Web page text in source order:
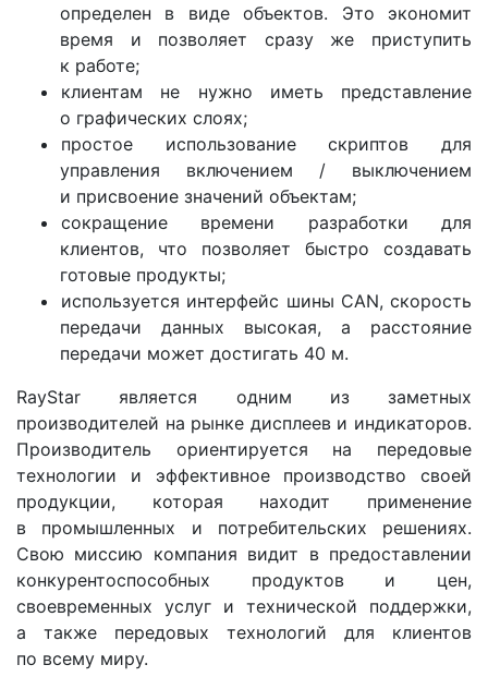
определен в виде объектов. Это экономит
время и позволяет сразу же приступить
к работе;
клиентам не нужно иметь представление
о графических слоях;
простое использование скриптов для
управления включением / выключением
и присвоение значений объектам;
сокращение времени разработки для
клиентов, что позволяет быстро создавать
готовые продукты;
используется интерфейс шины CAN, скорость
передачи данных высокая, а расстояние
передачи может достигать 40 м.
RayStar является одним из заметных
производителей на рынке дисплеев и индикаторов.
Производитель ориентируется на передовые
технологии и эффективное производство своей
продукции, которая находит применение
в промышленных и потребительских решениях.
Свою миссию компания видит в предоставлении
конкурентоспособных продуктов и цен,
своевременных услуг и технической поддержки,
а также передовых технологий для клиентов
по всему миру.